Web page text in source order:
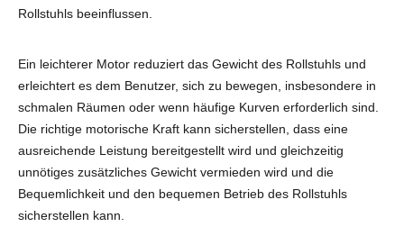
Rollstuhls beeinflussen.
Ein leichterer Motor reduziert das Gewicht des Rollstuhls und
erleichtert es dem Benutzer, sich zu bewegen, insbesondere in
schmalen Räumen oder wenn häufige Kurven erforderlich sind.
Die richtige motorische Kraft kann sicherstellen, dass eine
ausreichende Leistung bereitgestellt wird und gleichzeitig
unnötiges zusätzliches Gewicht vermieden wird und die
Bequemlichkeit und den bequemen Betrieb des Rollstuhls
sicherstellen kann.